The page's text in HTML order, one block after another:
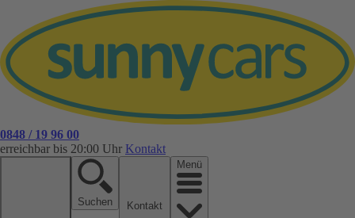
0848 / 19 96 00
erreichbar bis 20:00 Uhr Kontakt
Suchen
Menü